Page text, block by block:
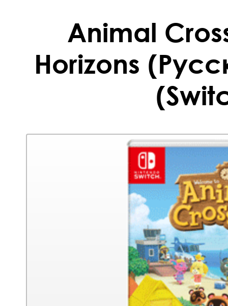
Animal
Horizons